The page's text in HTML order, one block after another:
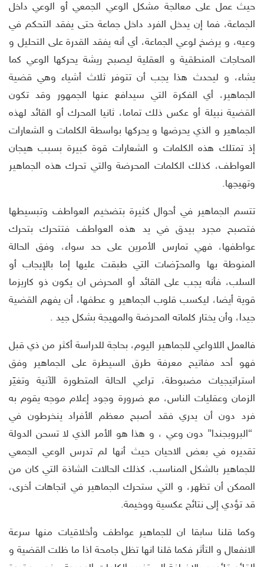
حيث عمل على معالجة مشكل الوعي الجمعي أو الوعي داخل
الجماعة، فما إن يدخل الفرد داخل جماعة حتى يفقد التحكم في
وعيه، و يرضخ لوعي الجماعة، أي أنه يفقد القدرة على التحليل و
المحاجات المنطقية و العقلية ليصبح ريشة يحركها الوعي كما
يشاء، و ليحدث هذا يجب أن تتوفر ثلاث أشياء وهي قضية
الجماهير، أي الفكرة التي سيدافع عنها الجمهور وقد تكون
القضية نبيلة أو عكس ذلك تماما، ثانيا المحرك أو القائد لهذه
الجماهير و الذي يحرضها و يحركها بواسطة الكلمات و الشعارات
إذ تمتلك هذه الكلمات و الشعارات قوة كبيرة بسبب هيجان
العواطف، كذلك الكلمات المحرضة والتي تحرك هذه الجماهير
وتهيجها.
تتسم الجماهير في أحوال كثيرة بتضخيم العواطف وتبسيطها
فتصبح مجرد بيدق في يد هذه العواطف فتتحرك بتحرك
عواطفها، فهي تمارس الأمرين على حد سواء، وفق الحالة
المنوطة بها والمحرّضات التي طبقت عليها إما بالإيجاب أو
السلب، فأنه يجب على القائد أو المحرض ان يكون ذو كاريزما
قوية أيضا، ليكسب قلوب الجماهير و عطفها، أن يفهم القضية
جيدا، وأن يختار كلماته المحرضة والمهيجة بشكل جيد .
فالعمل اللاواعي للجماهير اليوم، بحاجة للدراسة أكثر من ذي قبل
فهو أحد مفاتيح معرفة طرق السيطرة على الجماهير وفق
استراتيجيات مضبوطة، تراعي الحالة المتطورة الآنية وتغيّر
الزمان وعقليات الناس، مع ضرورة وجود إعلام موجه يقوم به
فرد دون أن يدري فقد أصبح معظم الأفراد ينخرطون في
“البروبجندا” دون وعي ، و هذا هو الأمر الذي لا تسحن الدولة
تقديره في بعض الاحيان حيث أنها لم تدرس الوعي الجمعي
للجماهير بالشكل المناسب، كذلك الحالات الشاذة التي كان من
الممكن أن تظهر، و التي ستحرك الجماهير في اتجاهات أخرى،
قد تؤدي إلى نتائج عكسية ووخيمة.
وكما قلنا سابقا ان للجماهير عواطف وأخلاقيات منها سرعة
الانفعال و التأثر فكما قلنا انها تظل جامحة اذا ما ظلت القضية و